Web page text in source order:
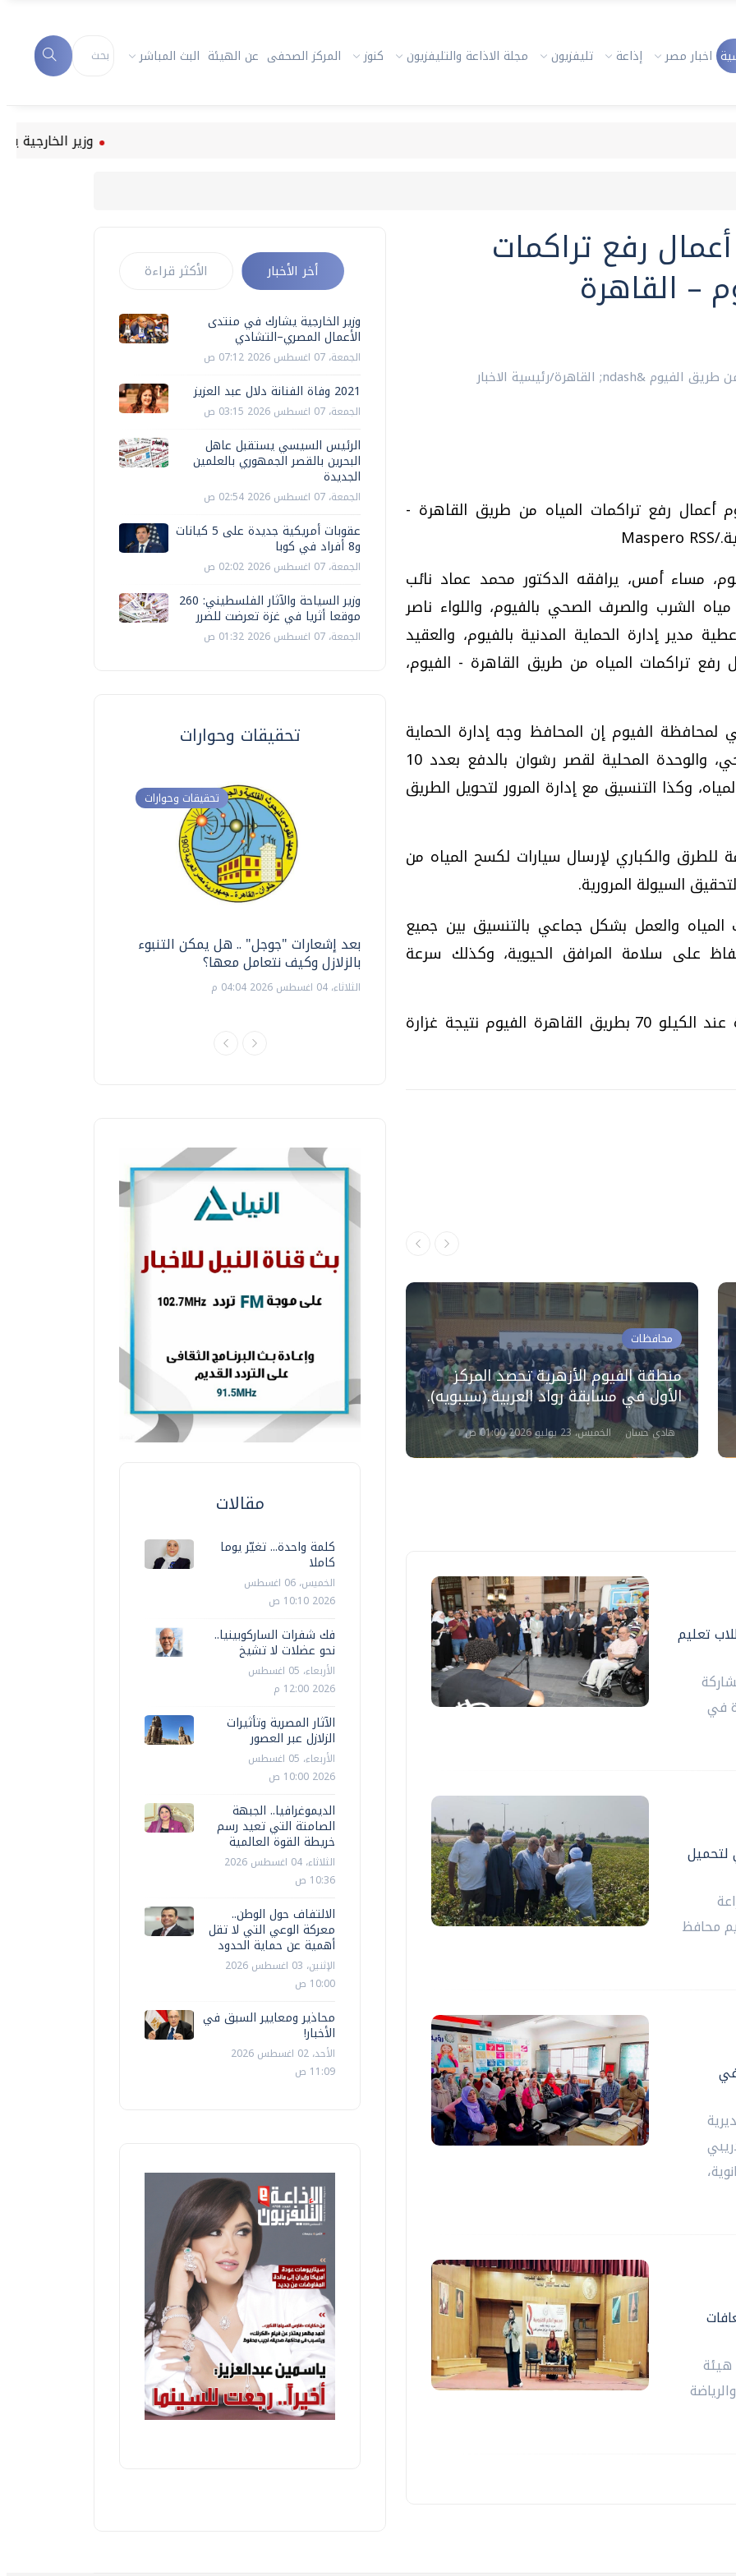
اخبار مصر إذاعة تليفزيون مجلة الاذاعة والتليفزيون كنوز المركز الصحفى عن الهيئة البث المباشر
وزير الخارجية يشارك
رفع تراكمات
– القاهرة
أعمال رفع تراكمات المياه من طريق القاهرة -
مساء أمس، يرافقه الدكتور محمد عماد نائب
الشرب والصرف الصحي بالفيوم، واللواء ناصر
مدير إدارة الحماية المدنية بالفيوم، والعقيد
رفع تراكمات المياه من طريق القاهرة - الفيوم،
لمحافظة الفيوم إن المحافظ وجه إدارة الحماية
المدنية، وشركة مياه الشرب والصرف الصحي، والوحدة المحلية لقصر رشوان بالدفع بعدد 10
وكذا التنسيق مع إدارة المرور لتحويل الطريق
للطرق والكباري لإرسال سيارات لكسح المياه من
السيولة المرورية.
والعمل بشكل جماعي بالتنسيق بين جميع
على سلامة المرافق الحيوية، وكذلك سرعة
هذا وقد تراكمت كميات كبيرة من المياة عند الكيلو 70 بطريق القاهرة الفيوم نتيجة غزارة
صحة الفيوم: فحص 311 طالب وطالبة
للكشف المبكر عن روماتيزم القلب
هادي حسان الخميس، 07 مايو 2026 06:41 م
محافظات
منطقة الفيوم الأزهرية تحصد المركز
الأول في مسابقة رواد العربية (سيبويه).
هادي حسان الخميس، 23 يوليو 2026 01:00 ص
تعليم
في
لتحميل
محافظ
هيئة
أخر الأخبار الأكثر قراءة
وزير الخارجية يشارك في منتدى
الأعمال المصري–التشادي
الجمعة، 07 اغسطس 2026 07:12 ص
2021 وفاة الفنانة دلال عبد العزيز
الجمعة، 07 اغسطس 2026 03:15 ص
الرئيس السيسي يستقبل عاهل
البحرين بالقصر الجمهوري بالعلمين
الجديدة
الجمعة، 07 اغسطس 2026 02:54 ص
عقوبات أمريكية جديدة على 5 كيانات
و8 أفراد في كوبا
الجمعة، 07 اغسطس 2026 02:02 ص
وزير السياحة والآثار الفلسطيني: 260
موقعا أثريا في غزة تعرضت للضرر
الجمعة، 07 اغسطس 2026 01:32 ص
تحقيقات وحوارات
تحقيقات وحوارات
بعد إشعارات "جوجل" .. هل يمكن التنبوء
بالزلازل وكيف نتعامل معها؟
الثلاثاء، 04 اغسطس 2026 04:04 م
تحقيقات وحوارات
دليلك للتنسيق الجامعي .. تساؤلات
وإجابات
تحقيقات وحوارات
تقنيات واعدة
مقالات
كلمة واحدة... تغيّر يوما
كاملا
الخميس، 06 اغسطس
2026 10:10 ص
فك شفرات الساركوبينيا..
نحو عضلات لا تشيخ
الأربعاء، 05 اغسطس
2026 12:00 م
الآثار المصرية وتأثيرات
الزلازل عبر العصور
الأربعاء، 05 اغسطس
2026 10:00 ص
الديموغرافيا.. الجبهة
الصامتة التي تعيد رسم
خريطة القوة العالمية
الثلاثاء، 04 اغسطس 2026
10:36 ص
الالتفاف حول الوطن..
معركة الوعي التي لا تقل
أهمية عن حماية الحدود
الإثنين، 03 اغسطس 2026
10:00 ص
محاذير ومعايير السبق في
الأخبار!
الأحد، 02 اغسطس 2026
11:09 ص